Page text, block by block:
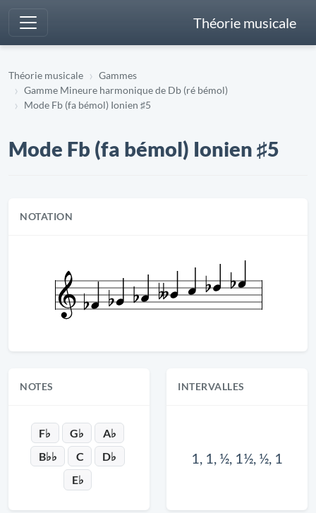
Théorie musicale
Théorie musicale
Gammes
Gamme Mineure harmonique de Db (ré bémol)
Mode Fb (fa bémol) Ionien ♯5
Mode Fb (fa bémol) Ionien ♯5
NOTATION
NOTES
F♭ G♭
A♭
B♭♭
C
D♭
E♭
INTERVALLES
1, 1, ½, 1½, ½, 1